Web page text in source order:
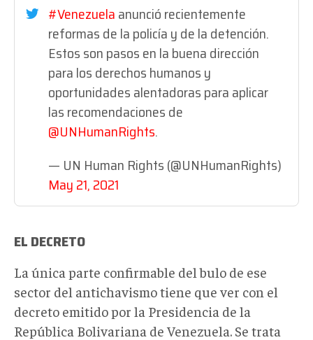
#Venezuelaanunció recientemente
reformas de la policía y de la detención.
Estos son pasos en la buena dirección
para los derechos humanos y
oportunidades alentadoras para aplicar
las recomendaciones de
@UNHumanRights.
— UN Human Rights (@UNHumanRights)
May 21, 2021
EL DECRETO
La única parte confirmable del bulo de ese
sector del antichavismo tiene que ver con el
decreto emitido por la Presidencia de la
República Bolivariana de Venezuela. Se trata